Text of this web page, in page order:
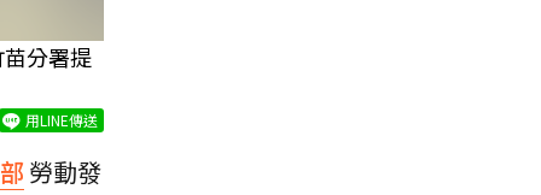
分署提
用LINE傳送
勞動發